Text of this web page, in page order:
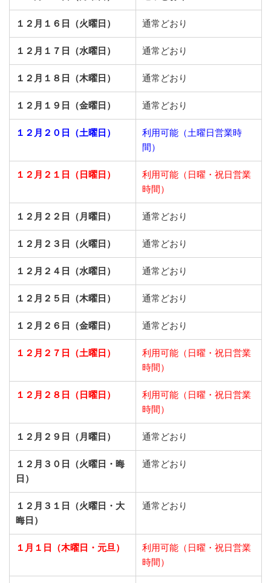
１２月１６日（火曜日） 通常どおり
１２月１７日（水曜日） 通常どおり
１２月１８日（木曜日） 通常どおり
１２月１９日（金曜日） 通常どおり
１２月２０日（土曜日）
利用可能（土曜日営業時
間）
１２月２１日（日曜日）
利用可能（日曜・祝日営業
時間）
１２月２２日（月曜日） 通常どおり
１２月２３日（火曜日） 通常どおり
１２月２４日（水曜日） 通常どおり
１２月２５日（木曜日） 通常どおり
１２月２６日（金曜日） 通常どおり
１２月２７日（土曜日）
利用可能（日曜・祝日営業
時間）
１２月２８日（日曜日）
利用可能（日曜・祝日営業
時間）
１２月２９日（月曜日） 通常どおり
１２月３０日（火曜日・晦
日）
通常どおり
１２月３１日（火曜日・大
晦日）
通常どおり
１月１日（木曜日・元旦）
利用可能（日曜・祝日営業
時間）